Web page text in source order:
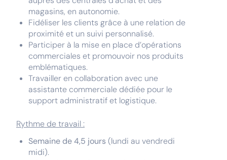
magasins, en autonomie.
Fidéliser les clients grâce à une relation de
proximité et un suivi personnalisé.
Participer à la mise en place d’opérations
commerciales et promouvoir nos produits
emblématiques.
Travailler en collaboration avec une
assistante commerciale dédiée pour le
support administratif et logistique.
Rythme de travail :
Semaine de 4,5 jours (lundi au vendredi
midi).